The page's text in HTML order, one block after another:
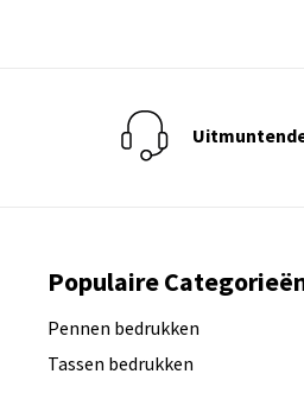
Populaire
Pennen bedrukken
Tassen bedrukken